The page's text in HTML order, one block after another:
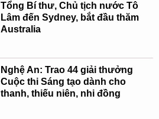
Tổng Bí thư, Chủ tịch nước Tô
Lâm đến Sydney, bắt đầu thăm
Australia
Nghệ An: Trao 44 giải thưởng
Cuộc thi Sáng tạo dành cho
thanh, thiếu niên, nhi đồng